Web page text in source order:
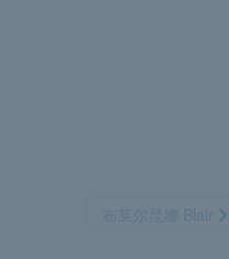
布莱尔昆娜 Blair